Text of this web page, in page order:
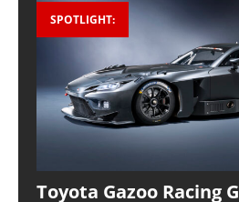
SPOTLIGHT:
Toyota Gazoo Racing